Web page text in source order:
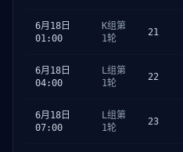
6月18日
01:00
K组第
1轮
21
6月18日
04:00
L组第
1轮
22
6月18日
07:00
L组第
1轮
23